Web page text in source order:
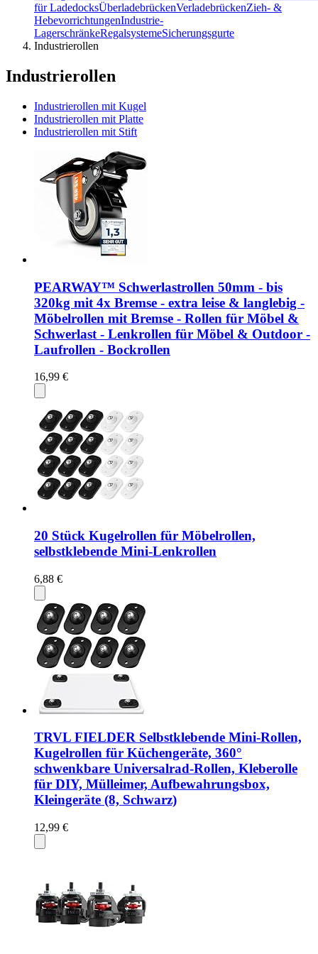
für LadedocksÜberladebrückenVerladebrückenZieh- &
HebevorrichtungenIndustrie-
LagerschränkeRegalsystemeSicherungsgurte
Industrierollen
Industrierollen
Industrierollen mit Kugel
Industrierollen mit Platte
Industrierollen mit Stift
PEARWAY™ Schwerlastrollen 50mm - bis
320kg mit 4x Bremse - extra leise & langlebig -
Möbelrollen mit Bremse - Rollen für Möbel &
Schwerlast - Lenkrollen für Möbel & Outdoor -
Laufrollen - Bockrollen
16,99 €
20 Stück Kugelrollen für Möbelrollen,
selbstklebende Mini-Lenkrollen
6,88 €
TRVL FIELDER Selbstklebende Mini-Rollen,
Kugelrollen für Küchengeräte, 360°
schwenkbare Universalrad-Rollen, Kleberolle
für DIY, Mülleimer, Aufbewahrungsbox,
Kleingeräte (8, Schwarz)
12,99 €